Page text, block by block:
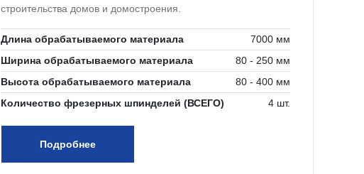
строительства домов и домостроения.
Длина обрабатываемого материала
7000 мм
Ширина обрабатываемого материала
80 - 250 мм
Высота обрабатываемого материала
80 - 400 мм
Количество фрезерных шпинделей (ВСЕГО)
4 шт.
Подробнее